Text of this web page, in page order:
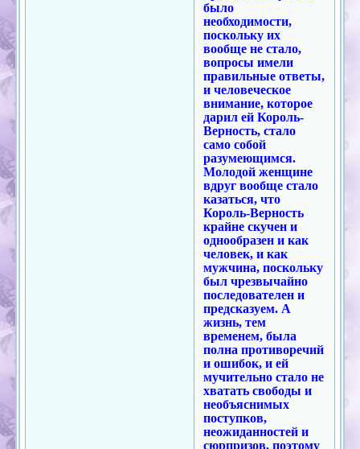
было
необходимости,
поскольку их
вообще не стало,
вопросы имели
правильные ответы,
и человеческое
внимание, которое
дарил ей Король-
Верность, стало
само собой
разумеющимся.
Молодой женщине
вдруг вообще стало
казаться, что
Король-Верность
крайне скучен и
однообразен и как
человек, и как
мужчина, поскольку
был чрезвычайно
последователен и
предсказуем. А
жизнь, тем
временем, была
полна противоречий
и ошибок, и ей
мучительно стало не
хватать свободы и
необъяснимых
поступков,
неожиданностей и
сюрпризов, поэтому